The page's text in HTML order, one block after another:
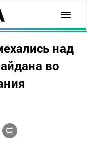
над
во